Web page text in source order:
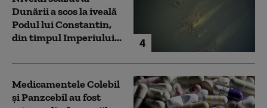
4
Dunării a scos la iveală
Podul lui Constantin,
din timpul Imperiului...
Medicamentele Colebil
și Panzcebil au fost